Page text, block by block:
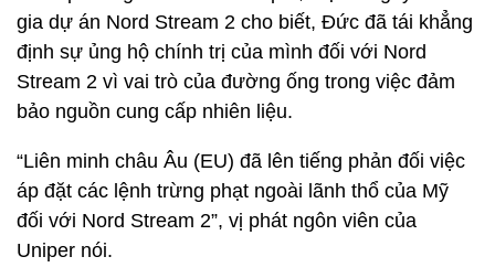
gia dự án Nord Stream 2 cho biết, Đức đã tái khẳng
định sự ủng hộ chính trị của mình đối với Nord
Stream 2 vì vai trò của đường ống trong việc đảm
bảo nguồn cung cấp nhiên liệu.
“Liên minh châu Âu (EU) đã lên tiếng phản đối việc
áp đặt các lệnh trừng phạt ngoài lãnh thổ của Mỹ
đối với Nord Stream 2”, vị phát ngôn viên của
Uniper nói.